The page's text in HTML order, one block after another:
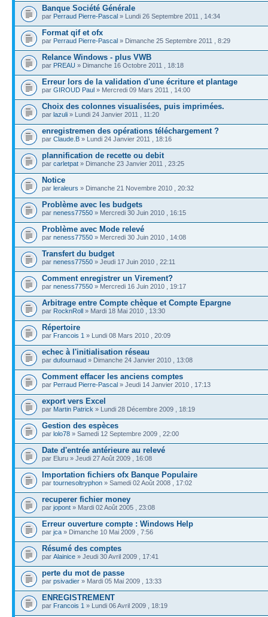
Banque Société Générale
par Perraud Pierre-Pascal » Lundi 26 Septembre 2011 , 14:34
Format qif et ofx
par Perraud Pierre-Pascal » Dimanche 25 Septembre 2011 , 8:29
Relance Windows - plus VWB
par PREAU » Dimanche 16 Octobre 2011 , 18:18
Erreur lors de la validation d'une écriture et plantage
par GIROUD Paul » Mercredi 09 Mars 2011 , 14:00
Choix des colonnes visualisées, puis imprimées.
par lazuli » Lundi 24 Janvier 2011 , 11:20
enregistremen des opérations téléchargement ?
par Claude.B » Lundi 24 Janvier 2011 , 18:16
plannification de recette ou debit
par carletpat » Dimanche 23 Janvier 2011 , 23:25
Notice
par leraleurs » Dimanche 21 Novembre 2010 , 20:32
Problème avec les budgets
par neness77550 » Mercredi 30 Juin 2010 , 16:15
Problème avec Mode relevé
par neness77550 » Mercredi 30 Juin 2010 , 14:08
Transfert du budget
par neness77550 » Jeudi 17 Juin 2010 , 22:11
Comment enregistrer un Virement?
par neness77550 » Mercredi 16 Juin 2010 , 19:17
Arbitrage entre Compte chèque et Compte Epargne
par RocknRoll » Mardi 18 Mai 2010 , 13:30
Répertoire
par Francois 1 » Lundi 08 Mars 2010 , 20:09
echec à l'initialisation réseau
par dufournaud » Dimanche 24 Janvier 2010 , 13:08
Comment effacer les anciens comptes
par Perraud Pierre-Pascal » Jeudi 14 Janvier 2010 , 17:13
export vers Excel
par Martin Patrick » Lundi 28 Décembre 2009 , 18:19
Gestion des espèces
par lolo78 » Samedi 12 Septembre 2009 , 22:00
Date d'entrée antérieure au relevé
par Eluru » Jeudi 27 Août 2009 , 16:08
Importation fichiers ofx Banque Populaire
par tournesoltryphon » Samedi 02 Août 2008 , 17:02
recuperer fichier money
par jopont » Mardi 02 Août 2005 , 23:08
Erreur ouverture compte : Windows Help
par jca » Dimanche 10 Mai 2009 , 7:56
Résumé des comptes
par Alainice » Jeudi 30 Avril 2009 , 17:41
perte du mot de passe
par psivadier » Mardi 05 Mai 2009 , 13:33
ENREGISTREMENT
par Francois 1 » Lundi 06 Avril 2009 , 18:19